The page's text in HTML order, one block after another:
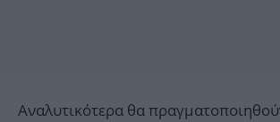
Αναλυτικότερα θα